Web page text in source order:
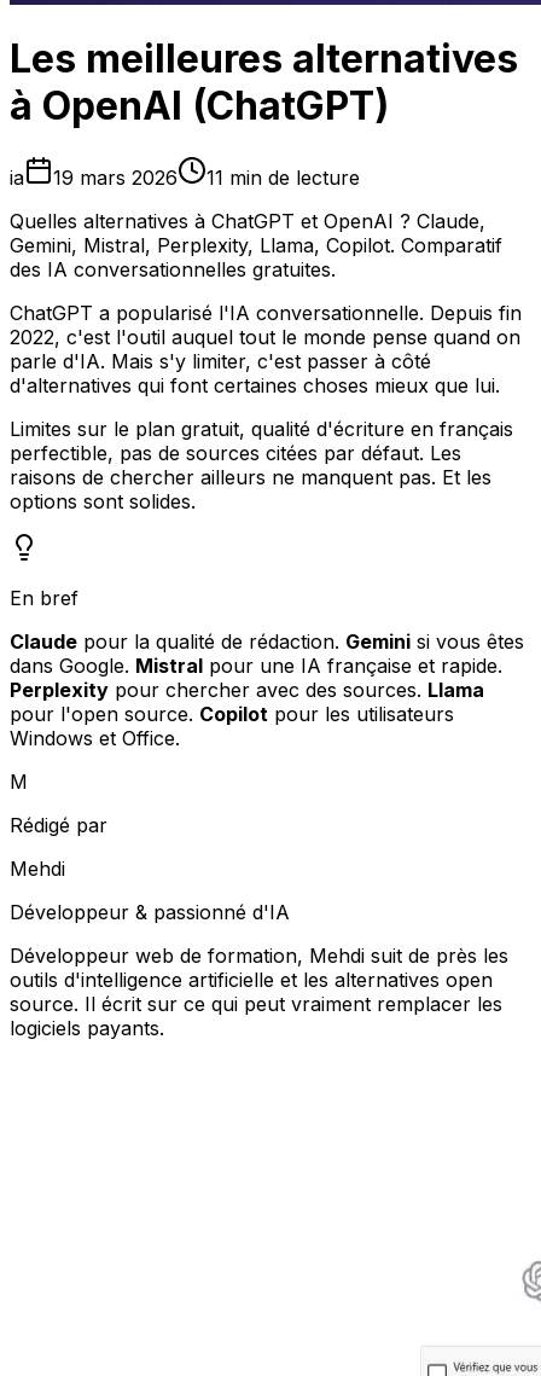
Les meilleures alternatives
à OpenAI (ChatGPT)
ia 19 mars 2026
11 min de lecture
Quelles alternatives à ChatGPT et OpenAI ? Claude,
Gemini, Mistral, Perplexity, Llama, Copilot. Comparatif
des IA conversationnelles gratuites.
ChatGPT a popularisé l'IA conversationnelle. Depuis fin
2022, c'est l'outil auquel tout le monde pense quand on
parle d'IA. Mais s'y limiter, c'est passer à côté
d'alternatives qui font certaines choses mieux que lui.
Limites sur le plan gratuit, qualité d'écriture en français
perfectible, pas de sources citées par défaut. Les
raisons de chercher ailleurs ne manquent pas. Et les
options sont solides.
En bref
Claude pour la qualité de rédaction. Gemini si vous êtes
dans Google. Mistral pour une IA française et rapide.
Perplexity pour chercher avec des sources. Llama
pour l'open source. Copilot pour les utilisateurs
Windows et Office.
M
Rédigé par
Mehdi
Développeur & passionné d'IA
Développeur web de formation, Mehdi suit de près les
outils d'intelligence artificielle et les alternatives open
source. Il écrit sur ce qui peut vraiment remplacer les
logiciels payants.